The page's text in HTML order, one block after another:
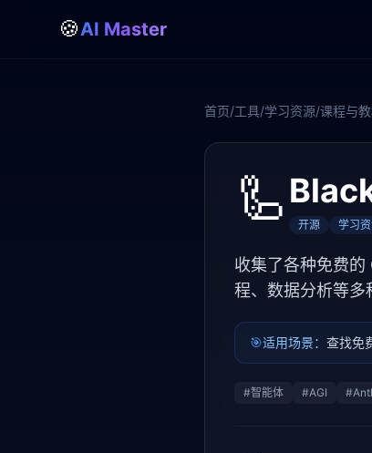
🍪AI Master
首页/工具/学习资源/课程与
🦾 开源 学习
收集了各种免费
程、数据分析等多
🎯适用场景： 查找免
#智能体 #AGI #